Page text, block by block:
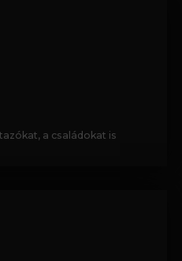
a családokat is